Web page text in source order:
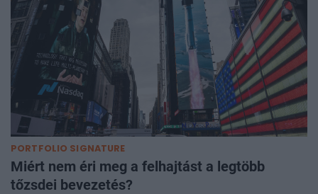
PORTFOLIO SIGNATURE
Miért nem éri meg a felhajtást a legtöbb
tőzsdei bevezetés?